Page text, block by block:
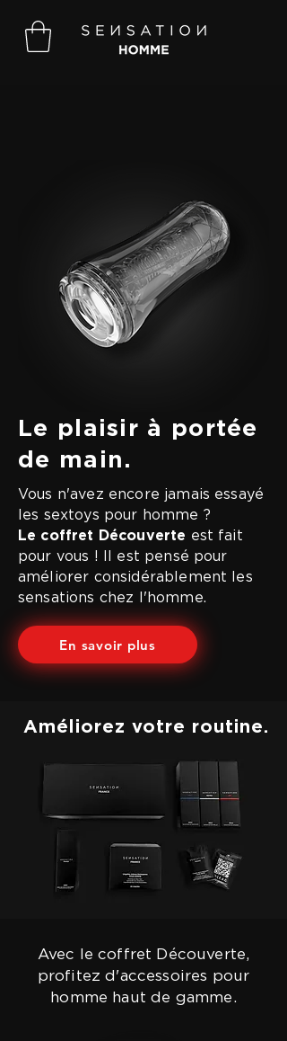
Le plaisir à portée
de main.
Vous n'avez encore jamais essayé
les sextoys pour homme ?
Le coffret Découverte est fait
pour vous ! Il est pensé pour
améliorer considérablement les
sensations chez l'homme.
En savoir plus
Améliorez votre routine.
Avec le coffret Découverte,
profitez d'accessoires pour
homme haut de gamme.